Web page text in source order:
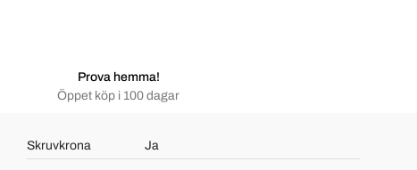
Prova hemma!
Öppet köp i 100 dagar
Skruvkrona Ja